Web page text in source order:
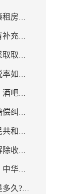
房申
充公
取保
如何
吧酒
纠纷
和境
要件
收养
世界
华人
八条内
久?拘